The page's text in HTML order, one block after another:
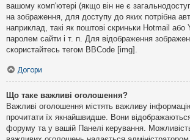
вашому комп'ютері (якщо він не є
на зображення, для доступу до яких потрібна
наприклад, такі як поштові скриньки Hotmail або
паролем сайти і т. п. Для відображення
скористайтесь тегом BBCode [img].
Догори
Що таке важливі оголошення?
Важливі оголошення містять важливу
прочитати їх якнайшвидше. Вони
форуму та у вашій Панелі керування.